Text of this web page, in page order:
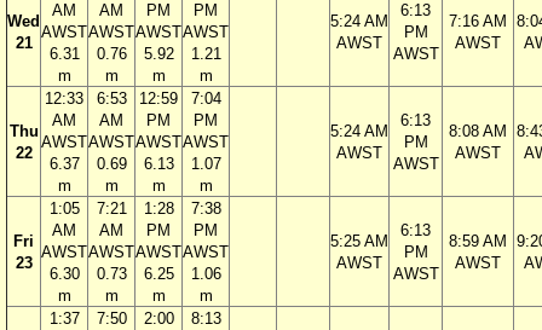
Wed
21
AM
AWST
6.31
m
AM
AWST
0.76
m
PM
AWST
5.92
m
PM
AWST
1.21
m
5:24 AM
AWST
6:13
PM
AWST
7:16 AM
AWST
Thu
22
12:33
AM
AWST
6.37
m
6:53
AM
AWST
0.69
m
12:59
PM
AWST
6.13
m
7:04
PM
AWST
1.07
m
5:24 AM
AWST
6:13
PM
AWST
8:08 AM
AWST
Fri
23
1:05
AM
AWST
6.30
m
7:21
AM
AWST
0.73
m
1:28
PM
AWST
6.25
m
7:38
PM
AWST
1.06
m
5:25 AM
AWST
6:13
PM
AWST
8:59 AM
AWST
1:37
7:50
2:00
8:13